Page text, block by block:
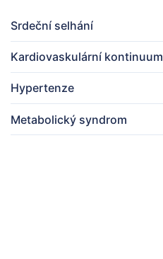
Srdeční selhání
Kardiovaskulární kontinuum
Hypertenze
Metabolický syndrom